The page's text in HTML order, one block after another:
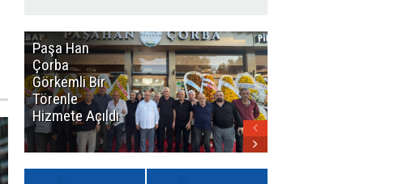
Paşa Han
Çorba
Görkemli Bir
Törenle
Hizmete Açıldı